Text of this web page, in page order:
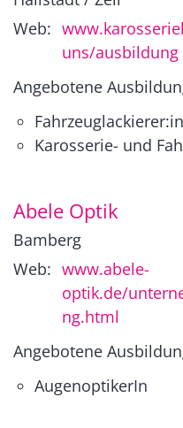
Web:
uns/ausbildung
Angebotene
Fahrzeuglackierer:in
Karosserie- und
Abele Optik
Bamberg
Web: www.abele-
optik.de/
ng.html
Angebotene
AugenoptikerIn